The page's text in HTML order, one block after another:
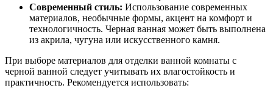
Современный стиль: Использование современных
материалов, необычные формы, акцент на комфорт и
технологичность. Черная ванная может быть выполнена
из акрила, чугуна или искусственного камня.
При выборе материалов для отделки ванной комнаты с
черной ванной следует учитывать их влагостойкость и
практичность. Рекомендуется использовать: